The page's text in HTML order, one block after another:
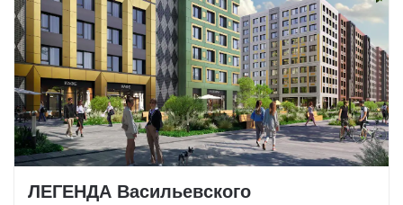
ЛЕГЕНДА Васильевского